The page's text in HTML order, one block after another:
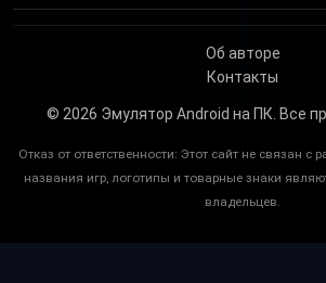
Об авторе
Контакты
© 2026 Эмулятор Android на ПК. Все
Отказ от ответственности: Этот сайт не связан с
названия игр, логотипы и товарные знаки
владельцев.